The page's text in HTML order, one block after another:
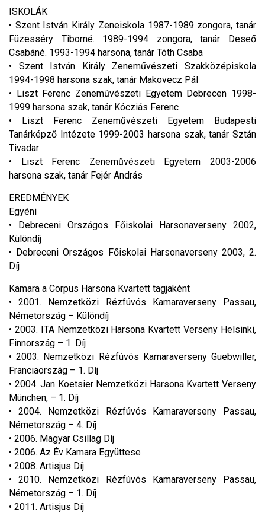
ISKOLÁK
• Szent István Király Zeneiskola 1987-1989 zongora, tanár
Füzesséry Tiborné. 1989-1994 zongora, tanár Deseő
Csabáné. 1993-1994 harsona, tanár Tóth Csaba
• Szent István Király Zeneművészeti Szakközépiskola
1994-1998 harsona szak, tanár Makovecz Pál
• Liszt Ferenc Zeneművészeti Egyetem Debrecen 1998-
1999 harsona szak, tanár Kócziás Ferenc
• Liszt Ferenc Zeneművészeti Egyetem Budapesti
Tanárképző Intézete 1999-2003 harsona szak, tanár Sztán
Tivadar
• Liszt Ferenc Zeneművészeti Egyetem 2003-2006
harsona szak, tanár Fejér András
EREDMÉNYEK
Egyéni
• Debreceni Országos Főiskolai Harsonaverseny 2002,
Különdíj
• Debreceni Országos Főiskolai Harsonaverseny 2003, 2.
Díj
Kamara a Corpus Harsona Kvartett tagjaként
• 2001. Nemzetközi Rézfúvós Kamaraverseny Passau,
Németország – Különdíj
• 2003. ITA Nemzetközi Harsona Kvartett Verseny Helsinki,
Finnország – 1. Díj
• 2003. Nemzetközi Rézfúvós Kamaraverseny Guebwiller,
Franciaország – 1. Díj
• 2004. Jan Koetsier Nemzetközi Harsona Kvartett Verseny
München, – 1. Díj
• 2004. Nemzetközi Rézfúvós Kamaraverseny Passau,
Németország – 4. Díj
• 2006. Magyar Csillag Díj
• 2006. Az Év Kamara Együttese
• 2008. Artisjus Díj
• 2010. Nemzetközi Rézfúvós Kamaraverseny Passau,
Németország – 1. Díj
• 2011. Artisjus Díj